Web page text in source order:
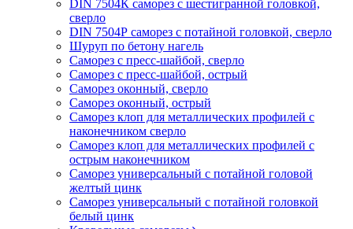
DIN 7504К саморез с шестигранной головкой,
сверло
DIN 7504Р саморез с потайной головкой, сверло
Шуруп по бетону нагель
Саморез с пресс-шайбой, сверло
Саморез с пресс-шайбой, острый
Саморез оконный, сверло
Саморез оконный, острый
Саморез клоп для металлических профилей с
наконечником сверло
Саморез клоп для металлических профилей с
острым наконечником
Саморез универсальный с потайной головой
желтый цинк
Саморез универсальный с потайной головкой
белый цинк